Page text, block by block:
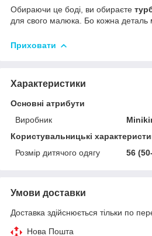
Обираючи це боді, ви обираєте
для свого малюка. Бо кожна деталь
Приховати
Характеристики
Основні атрибути
Виробник
Користувальницькі
Розмір дитячого одягу
56
Умови доставки
Доставка здійснюється тільки по
Нова Пошта